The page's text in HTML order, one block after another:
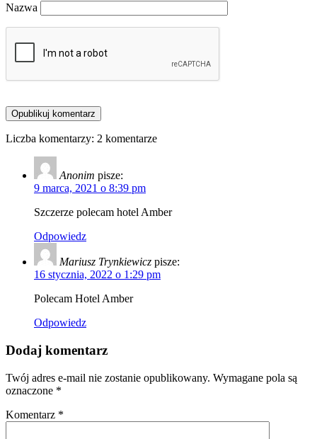
Nazwa
Liczba komentarzy: 2 komentarze
Anonim pisze:
9 marca, 2021 o 8:39 pm
Szczerze polecam hotel Amber
Odpowiedz
Mariusz Trynkiewicz pisze:
16 stycznia, 2022 o 1:29 pm
Polecam Hotel Amber
Odpowiedz
Dodaj komentarz
Twój adres e-mail nie zostanie opublikowany. Wymagane pola są
oznaczone *
Komentarz *